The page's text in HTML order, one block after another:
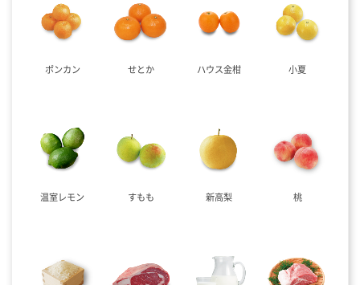
ポンカン せとか ハウス金柑 小夏
温室レモン すもも 新高梨 桃